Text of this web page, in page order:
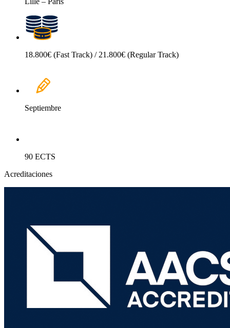
18.800€ (Fast Track) / 21.800€ (Regular Track)
Septiembre
90 ECTS
Acreditaciones